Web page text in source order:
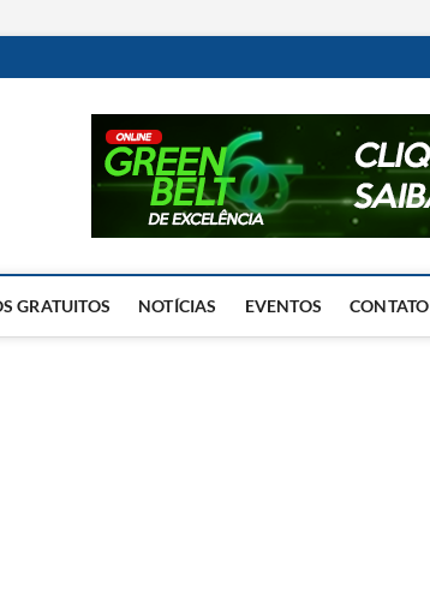
Operacional
DA ENGENHARIA DE OPERAÇÕES
GRATUITOS NOTÍCIAS EVENTOS CONTATO